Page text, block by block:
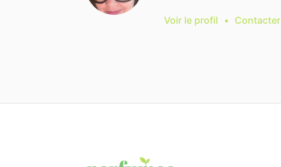
Voir le profil • Contacter